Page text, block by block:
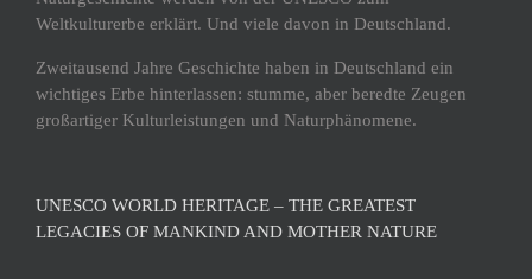
Weltkulturerbe erklärt. Und viele davon in Deutschland.
Zweitausend Jahre Geschichte haben in Deutschland ein
wichtiges Erbe hinterlassen: stumme, aber beredte Zeugen
großartiger Kulturleistungen und Naturphänomene.
UNESCO WORLD HERITAGE – THE GREATEST
LEGACIES OF MANKIND AND MOTHER NATURE